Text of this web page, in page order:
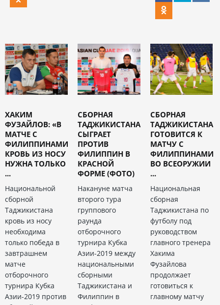
ХАКИМ
ФУЗАЙЛОВ: «В
МАТЧЕ С
ФИЛИППИНАМИ
КРОВЬ ИЗ НОСУ
НУЖНА ТОЛЬКО
...
Национальной
сборной
Таджикистана
кровь из носу
необходима
только победа в
завтрашнем
матче
отборочного
турнира Кубка
Азии-2019 против
СБОРНАЯ
ТАДЖИКИСТАНА
СЫГРАЕТ
ПРОТИВ
ФИЛИППИН В
КРАСНОЙ
ФОРМЕ (ФОТО)
Накануне матча
второго тура
группового
раунда
отборочного
турнира Кубка
Азии-2019 между
национальными
сборными
Таджикистана и
Филиппин в
СБОРНАЯ
ТАДЖИКИСТАНА
ГОТОВИТСЯ К
МАТЧУ С
ФИЛИППИНАМИ
ВО ВСЕОРУЖИИ
...
Национальная
сборная
Таджикистана по
футболу под
руководством
главного тренера
Хакима
Фузайлова
продолжает
готовиться к
главному матчу